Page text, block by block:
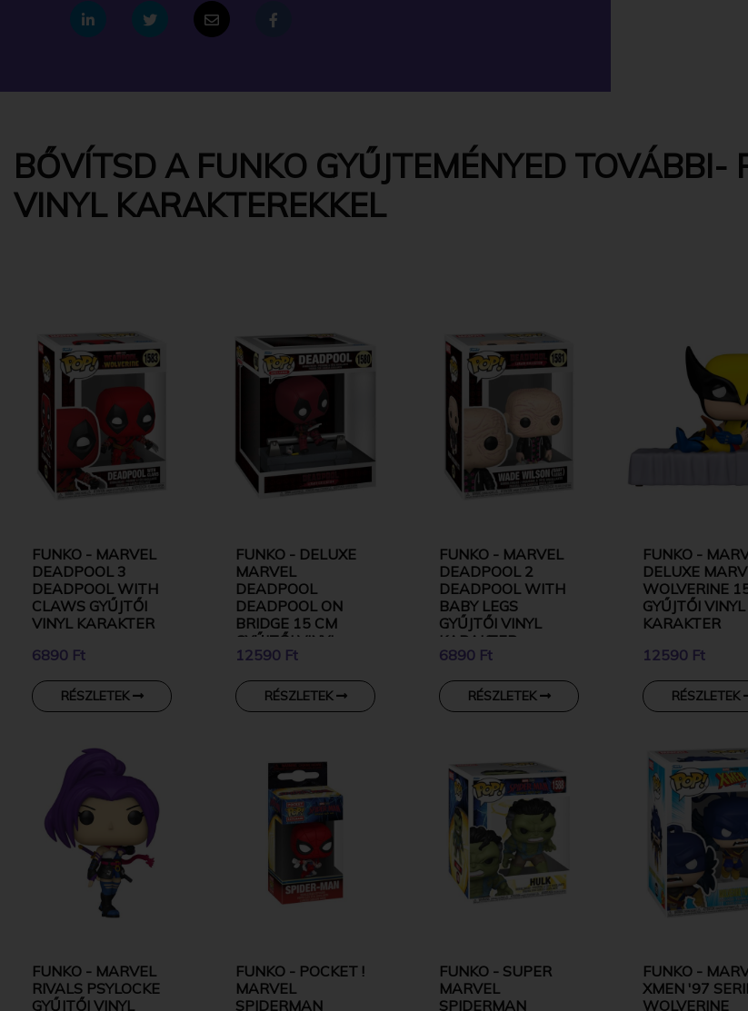
BŐVÍTSD A FUNKO GYŰJTEMÉNYED TOVÁBBI-
VINYL KARAKTEREKKEL
FUNKO - MARVEL
DEADPOOL 3
DEADPOOL WITH
CLAWS GYŰJTŐI
VINYL KARAKTER
6890 Ft
RÉSZLETEK
FUNKO - DELUXE
MARVEL
DEADPOOL
DEADPOOL ON
BRIDGE 15 CM
GYŰJTŐI VINYL
KARAKTER
12590 Ft
RÉSZLETEK
FUNKO - MARVEL
DEADPOOL 2
DEADPOOL WITH
BABY LEGS
GYŰJTŐI VINYL
KARAKTER
6890 Ft
RÉSZLETEK
FUNKO -
DELUXE
WOLVERINE
GYŰJTŐI VINYL
KARAKTER
12590 Ft
RÉSZLETEK
FUNKO - MARVEL
RIVALS PSYLOCKE
GYŰJTŐI VINYL
FUNKO - POCKET !
MARVEL
SPIDERMAN
FUNKO - SUPER
MARVEL
SPIDERMAN
FUNKO -
XMEN '97
WOLVERINE